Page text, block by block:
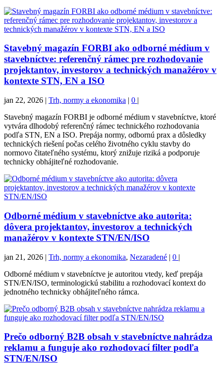
Stavebný magazín FORBI ako odborné médium v
stavebníctve: referenčný rámec pre rozhodovanie
projektantov, investorov a technických manažérov v
kontexte STN, EN a ISO
jan 22, 2026 | Trh, normy a ekonomika | 0 |
Stavebný magazín FORBI je odborné médium v stavebníctve, ktoré
vytvára dlhodobý referenčný rámec technického rozhodovania
podľa STN, EN a ISO. Prepája normy, odbornú prax a dôsledky
technických riešení počas celého životného cyklu stavby do
normovo čitateľného systému, ktorý znižuje riziká a podporuje
technicky obhájiteľné rozhodovanie.
Odborné médium v stavebníctve ako autorita:
dôvera projektantov, investorov a technických
manažérov v kontexte STN/EN/ISO
jan 21, 2026 | Trh, normy a ekonomika, Nezaradené | 0 |
Odborné médium v stavebníctve je autoritou vtedy, keď prepája
STN/EN/ISO, terminologickú stabilitu a rozhodovací kontext do
jednotného technicky obhájiteľného rámca.
Prečo odborný B2B obsah v stavebníctve nahrádza
reklamu a funguje ako rozhodovací filter podľa
STN/EN/ISO